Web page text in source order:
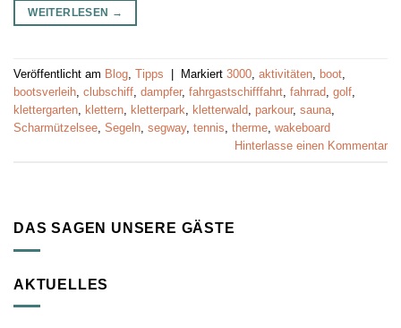
WEITERLESEN →
Veröffentlicht am Blog Tipps | Markiert 3000 aktivitäten boot
bootsverleih clubschiff dampfer, fahrgastschifffahrt fahrrad golf
klettergarten klettern kletterpark kletterwald parkour, sauna
Scharmützelsee Segeln segway, tennis therme wakeboard
Hinterlasse einen Kommentar
DAS SAGEN UNSERE GÄSTE
AKTUELLES